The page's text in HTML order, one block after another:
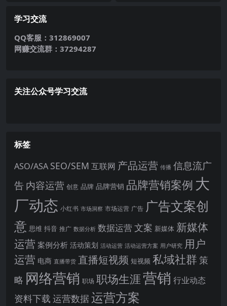
学习交流
QQ客服：312869007
网赚交流群：37294287
关注公众号学习交流
标签
ASO/ASA SEO/SEM 互联网 产品运营 传播 信息流广
告 内容运营 创意 品牌 品牌营销 品牌营销案例 大
厂动态 小红书 市场洞察 市场运营 广告 广告文案创
意 思维 抖音 推广 数据分析 数据运营 文案 新媒体 新媒体
运营 案例分析 活动策划 活动运营 活动运营方案 用户研究 用户
运营 电商 直播带货 直播短视频 短视频 私域社群 策
略 网络营销 职场 职场生涯营销 行业动态
资料下载 运营数据运营方案